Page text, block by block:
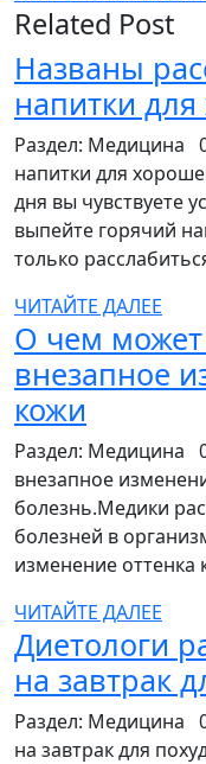
записям
запись:
Related Post
Названы
напитки
Раздел: Медицина
напитки для
дня вы чувствуете
выпейте горячий
только
ЧИТАЙТЕ ДАЛЕЕ
О чем может
внезапное
кожи
чем
может
оттенка
кожи
Раздел: Медицина
внезапное
болезнь.Медики
болезней в
изменение оттенка
ЧИТАЙТЕ ДАЛЕЕ
Диетологи
на завтрак
Раздел: Медицина 0
на завтрак для